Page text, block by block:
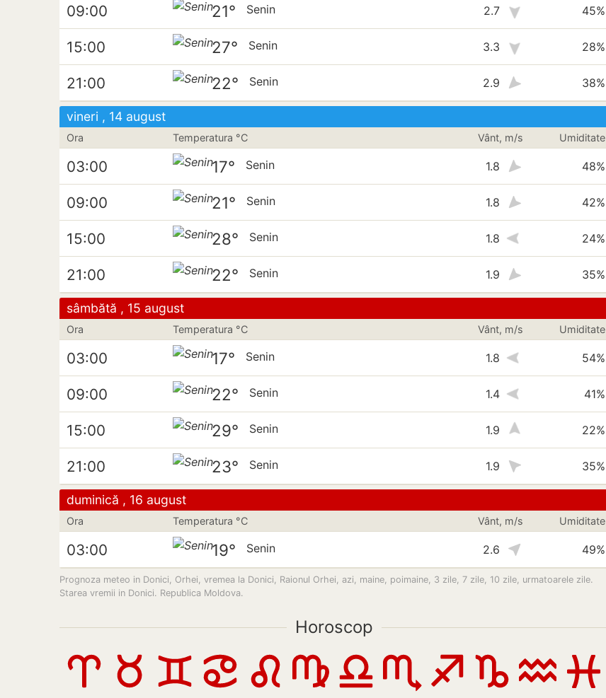
09:00 21° Senin 2.7 45%
15:00 27° Senin 3.3 28%
21:00 22° Senin 2.9 38%
vineri , 14 august
Ora Temperatura °C Vânt, m/s Umiditate
03:00 17° Senin 1.8 48%
09:00 21° Senin 1.8 42%
15:00 28° Senin 1.8 24%
21:00 22° Senin 1.9 35%
sâmbătă , 15 august
Ora Temperatura °C Vânt, m/s Umiditate
03:00 17° Senin 1.8 54%
09:00 22° Senin 1.4 41%
15:00 29° Senin 1.9 22%
21:00 23° Senin 1.9 35%
duminică , 16 august
Ora Temperatura °C Vânt, m/s Umiditate
03:00 19° Senin 2.6 49%
Prognoza meteo in Donici, Orhei, vremea la Donici, Raionul Orhei, azi, maine, poimaine, 3 zile, 7 zile, 10 zile, urmatoarele zile.
Starea vremii in Donici. Republica Moldova.
Horoscop